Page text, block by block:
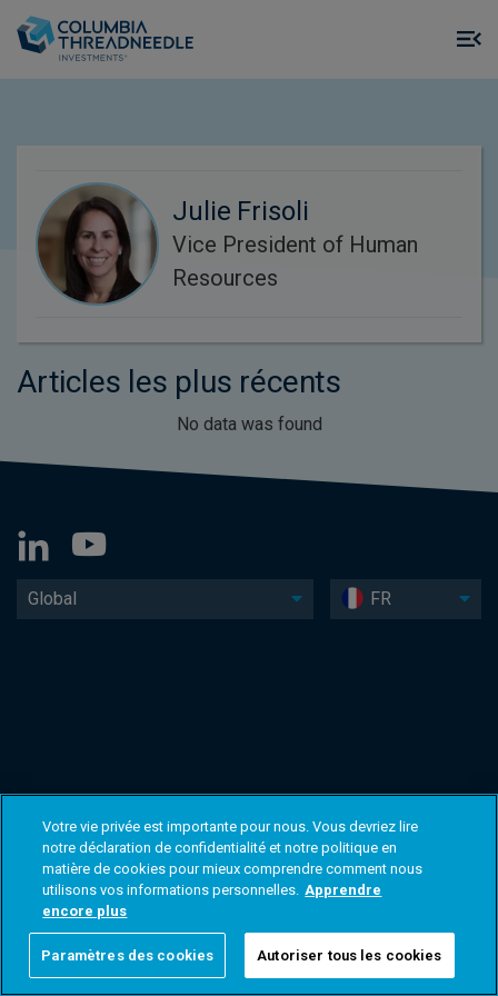
Julie Frisoli
Vice President of Human
Resources
Articles les plus récents
No data was found
Global FR
Votre vie privée est importante pour nous. Vous devriez lire
notre déclaration de confidentialité et notre politique en
matière de cookies pour mieux comprendre comment nous
utilisons vos informations personnelles. Apprendre
encore plus
Paramètres des cookies Autoriser tous les cookies